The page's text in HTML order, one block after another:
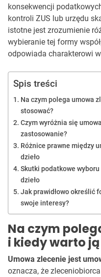
konsekwencji
kontroli ZUS lub urzędu
istotne jest zrozumienie
wybieranie tej formy
odpowiada charakterowi
Spis treści
Na czym polega umowa
stosować?
Czym wyróżnia się
zastosowanie?
Różnice prawne między
dzieło
Skutki podatkowe
dzieło
Jak prawidłowo określić
swoje interesy?
Na czym
i kiedy warto
Umowa zlecenie jest
oznacza, że